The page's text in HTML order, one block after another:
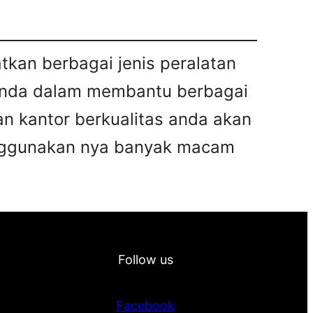
berbagai jenis peralatan
dalam membantu berbagai
kantor berkualitas anda akan
nya banyak macam
Follow us
Facebook